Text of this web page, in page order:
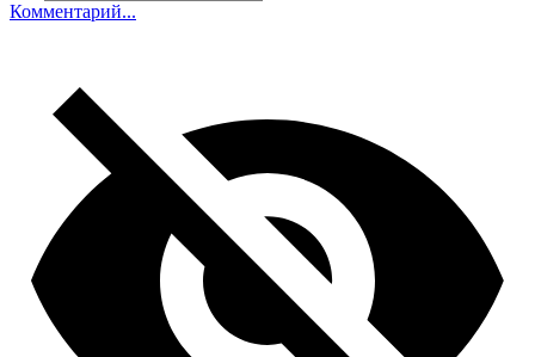
Комментарий...